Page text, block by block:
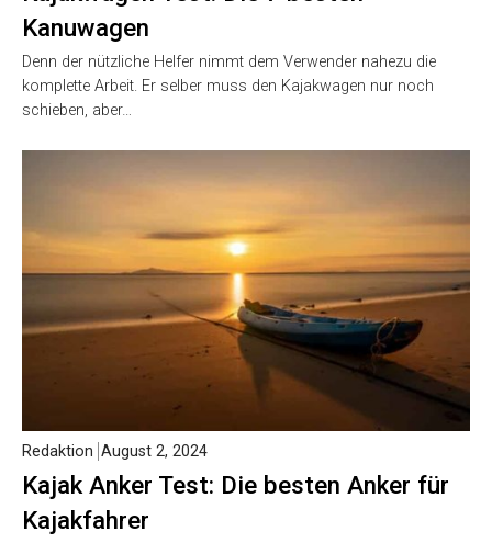
Kanuwagen
Denn der nützliche Helfer nimmt dem Verwender nahezu die
komplette Arbeit. Er selber muss den Kajakwagen nur noch
schieben, aber…
Kajak Anker Test: Die besten Anker für
Kajakfahrer
Redaktion August 2, 2024